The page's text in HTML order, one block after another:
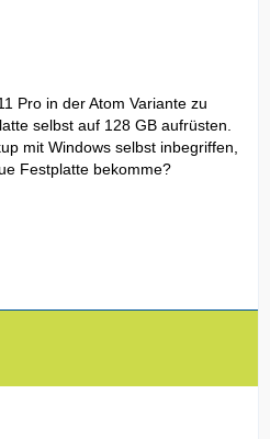
Pro in der Atom Variante zu
selbst auf 128 GB aufrüsten.
mit Windows selbst inbegriffen,
Festplatte bekomme?